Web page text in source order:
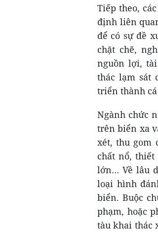
Tiếp theo,
định liên
để có sự đề
chặt chẽ,
nguồn lợi,
thác lạm sát
triển thành
Ngành chức
trên biển xa
xét, thu gom
chất nổ,
lớn… Về lâu
loại hình
biển. Buộc
phạm, hoặc
tàu khai thác